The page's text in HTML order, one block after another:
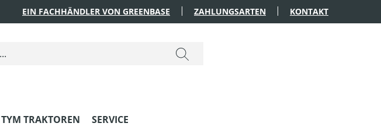
EIN FACHHÄNDLER VON GREENBASE ZAHLUNGSARTEN KONTAKT
TYM TRAKTOREN SERVICE